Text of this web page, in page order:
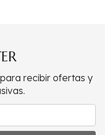
recibir ofertas y